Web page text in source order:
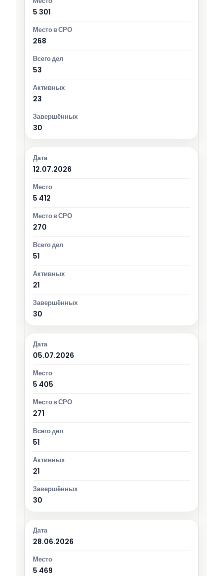
5 301
268
53
23
30
12.07.2026
5 412
270
51
21
30
05.07.2026
5 405
271
51
21
30
28.06.2026
5 469